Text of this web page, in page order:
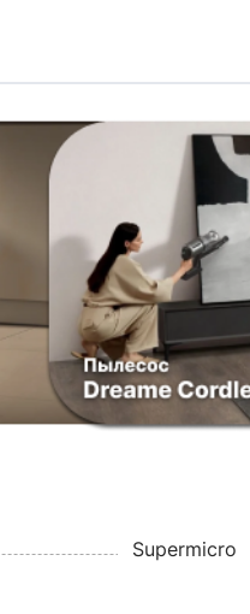
Supermicro